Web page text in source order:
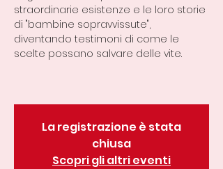
straordinarie esistenze e le loro storie
di "bambine sopravvissute",
diventando testimoni di come le
scelte possano salvare delle vite.
La registrazione è stata
chiusa
Scopri gli altri eventi